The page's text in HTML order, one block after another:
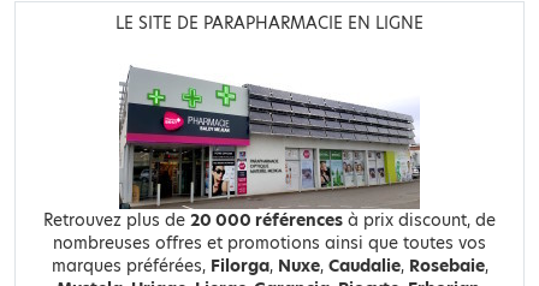
LE SITE DE PARAPHARMACIE EN LIGNE
Retrouvez plus de 20 000 références à prix discount, de
nombreuses offres et promotions ainsi que toutes vos
marques préférées, Filorga, Nuxe, Caudalie, Rosebaie,